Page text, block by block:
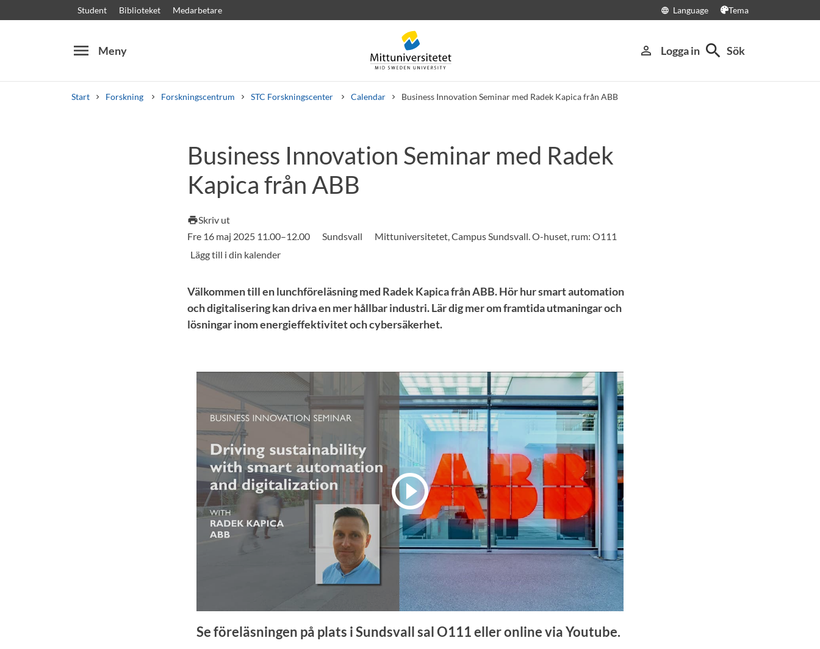
Student Biblioteket Medarbetare language Language Tema
menu Meny person_outline Logga in search Sök
Start Forskning Forskningscentrum STC Forskningscenter Calendar Business Innovation Seminar med Radek Kapica från ABB
KursplanerVälkomstbrev Personal Lediga jobb
Business Innovation Seminar med Radek
Kapica från ABB
printSkriv ut
Fre 16 maj 2025 11.00–12.00
Sundsvall Mittuniversitetet, Campus Sundsvall. O-huset, rum: O111
Välkommen till en lunchföreläsning med Radek Kapica från ABB. Hör hur smart automation
och digitalisering kan driva en mer hållbar industri. Lär dig mer om framtida utmaningar och
lösningar inom energieffektivitet och cybersäkerhet.
Se föreläsningen på plats i Sundsvall sal O111 eller online via Youtube.